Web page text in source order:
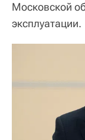
Московской
эксплуатации.